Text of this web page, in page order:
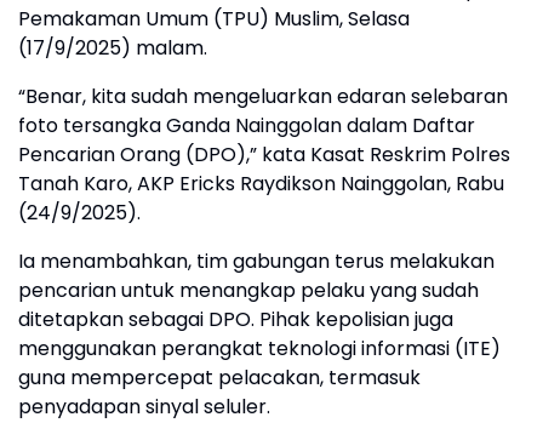
Pemakaman Umum (TPU) Muslim, Selasa
(17/9/2025) malam.
“Benar, kita sudah mengeluarkan edaran selebaran
foto tersangka Ganda Nainggolan dalam Daftar
Pencarian Orang (DPO),” kata Kasat Reskrim Polres
Tanah Karo, AKP Ericks Raydikson Nainggolan, Rabu
(24/9/2025).
Ia menambahkan, tim gabungan terus melakukan
pencarian untuk menangkap pelaku yang sudah
ditetapkan sebagai DPO. Pihak kepolisian juga
menggunakan perangkat teknologi informasi (ITE)
guna mempercepat pelacakan, termasuk
penyadapan sinyal seluler.